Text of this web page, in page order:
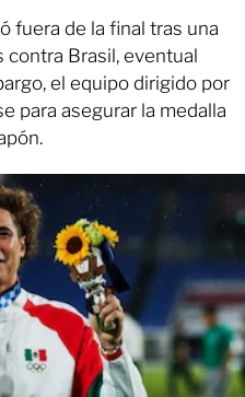
fuera de la final tras una
contra Brasil, eventual
el equipo dirigido por
para asegurar la medalla